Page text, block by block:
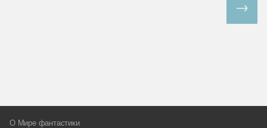
О Мире фантастики